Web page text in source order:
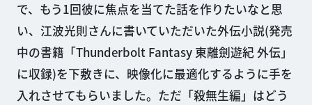
で、もう1回彼に焦点を当てた話を作りたいなと思
い、江波光則さんに書いていただいた外伝小説(発売
中の書籍「Thunderbolt Fantasy 東離劍遊紀 外伝」
に収録)を下敷きに、映像化に最適化するように手を
入れさせてもらいました。ただ「殺無生編」はどう